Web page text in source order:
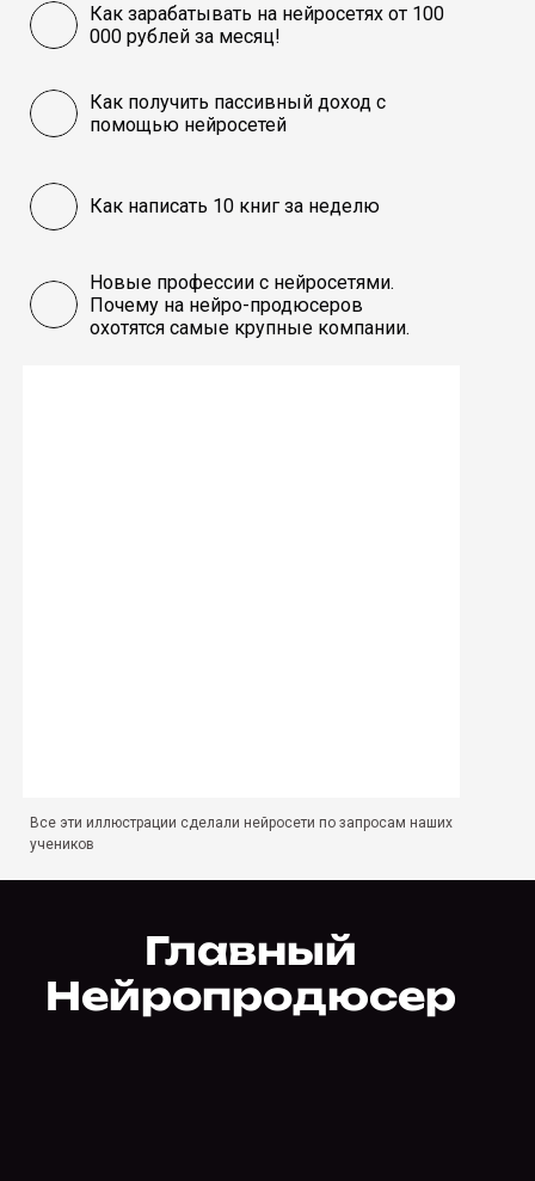
Все эти иллюстрации сделали нейросети по запросам наших
учеников
Новые профессии с нейросетями.
Почему на нейро-продюсеров
охотятся самые крупные компании.
Как написать 10 книг за неделю
Как получить пассивный доход с
помощью нейросетей
Как зарабатывать на нейросетях от 100
000 рублей за месяц!
Главный
Нейропродюсер